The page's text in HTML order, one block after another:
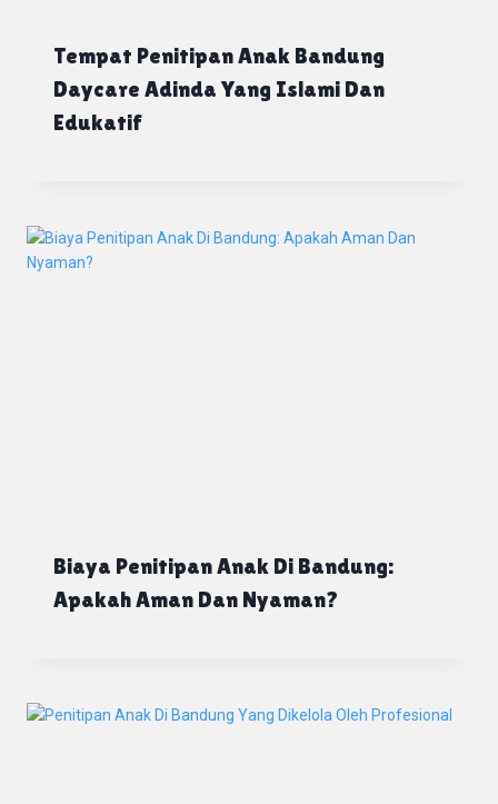
Tempat Penitipan Anak Bandung
Daycare Adinda Yang Islami Dan
Edukatif
Biaya Penitipan Anak Di Bandung:
Apakah Aman Dan Nyaman?